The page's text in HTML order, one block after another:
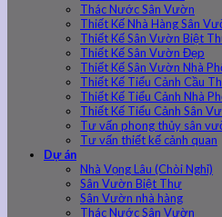
Thác Nước Sân Vườn
Thiết Kế Nhà Hàng Sân
Thiết Kế Sân Vườn Biệt
Thiết Kế Sân Vườn Đẹp
Thiết Kế Sân Vườn Nhà
Thiết Kế Tiểu Cảnh Cầu
Thiết Kế Tiểu Cảnh Nhà
Thiết Kế Tiểu Cảnh Sân
Tư vấn phong thủy sân
Tư vấn thiết kế cảnh quan
Dự án
Nhà Vọng Lâu (Chòi Nghỉ)
Sân Vườn Biệt Thự
Sân Vườn nhà hàng
Thác Nước Sân Vườn